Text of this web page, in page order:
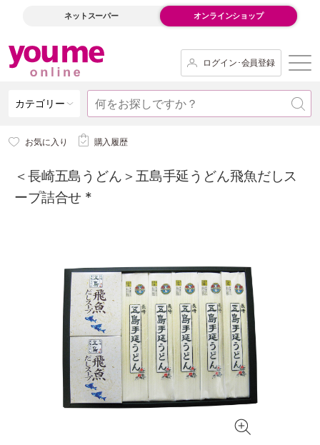
ネットスーパー オンラインショップ
ログイン･会員登録
カテゴリー
お気に入り 購入履歴
＜長崎五島うどん＞五島手延うどん飛魚だしス
ープ詰合せ *